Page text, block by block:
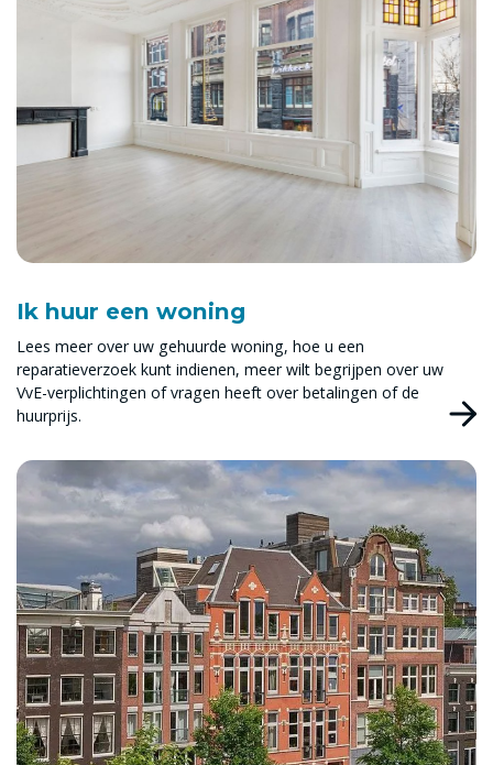
Ik huur een woning
Lees meer over uw gehuurde woning, hoe u een
reparatieverzoek kunt indienen, meer wilt begrijpen over uw
VvE-verplichtingen of vragen heeft over betalingen of de
huurprijs.